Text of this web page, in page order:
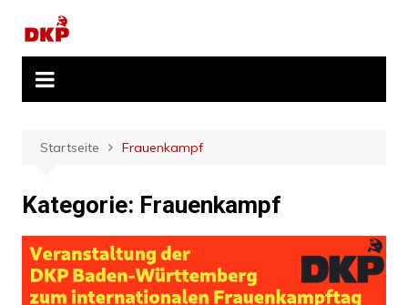
Inhalt
springen
Startseite Frauenkampf
Kategorie: Frauenkampf